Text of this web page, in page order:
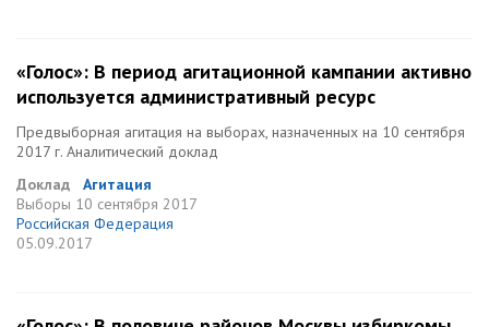
«Голос»: В период агитационной кампании активно
используется административный ресурс
Предвыборная агитация на выборах, назначенных на 10 сентября
2017 г. Аналитический доклад
Доклад
Агитация
Выборы 10 сентября 2017
Российская Федерация
05.09.2017